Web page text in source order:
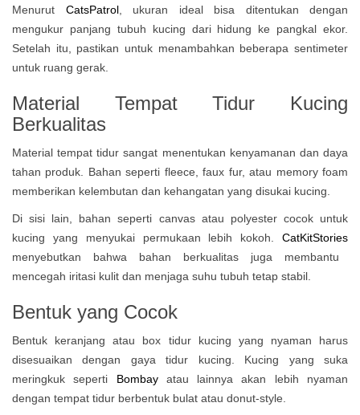
Menurut CatsPatrol, ukuran ideal bisa ditentukan dengan
mengukur panjang tubuh kucing dari hidung ke pangkal ekor.
Setelah itu, pastikan untuk menambahkan beberapa sentimeter
untuk ruang gerak.
Material Tempat Tidur Kucing
Berkualitas
Material tempat tidur sangat menentukan kenyamanan dan daya
tahan produk. Bahan seperti fleece, faux fur, atau memory foam
memberikan kelembutan dan kehangatan yang disukai kucing.
Di sisi lain, bahan seperti canvas atau polyester cocok untuk
kucing yang menyukai permukaan lebih kokoh.
CatKitStories
menyebutkan bahwa bahan berkualitas juga membantu
mencegah iritasi kulit dan menjaga suhu tubuh tetap stabil.
Bentuk yang Cocok
Bentuk keranjang atau box tidur kucing yang nyaman harus
disesuaikan dengan gaya tidur kucing. Kucing yang suka
meringkuk seperti Bombayatau lainnya akan lebih nyaman
dengan tempat tidur berbentuk bulat atau donut-style.